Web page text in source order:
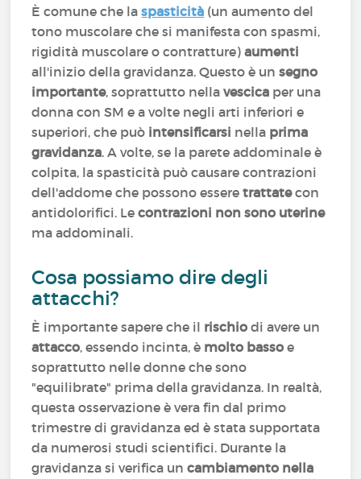
È comune che laspasticità (un aumento del
tono muscolare che si manifesta con spasmi,
rigidità muscolare o contratture)aumenti
all'inizio della gravidanza. Questo è unsegno
importante, soprattutto nellavescica per una
donna con SM e a volte negli arti inferiori e
superiori, che può intensificarsi nella prima
gravidanza. A volte, se la parete addominale è
colpita, la spasticità può causare contrazioni
dell'addome che possono essere trattatecon
antidolorifici. Lecontrazioni non sono uterine
ma addominali.
Cosa possiamo dire degli
attacchi?
È importante sapere che il rischio di avere un
attacco, essendo incinta, è molto basso e
soprattutto nelle donne che sono
"equilibrate" prima della gravidanza. In realtà,
questa osservazione è vera fin dal primo
trimestre di gravidanza ed è stata supportata
da numerosi studi scientifici. Durante la
gravidanza si verifica uncambiamento nella